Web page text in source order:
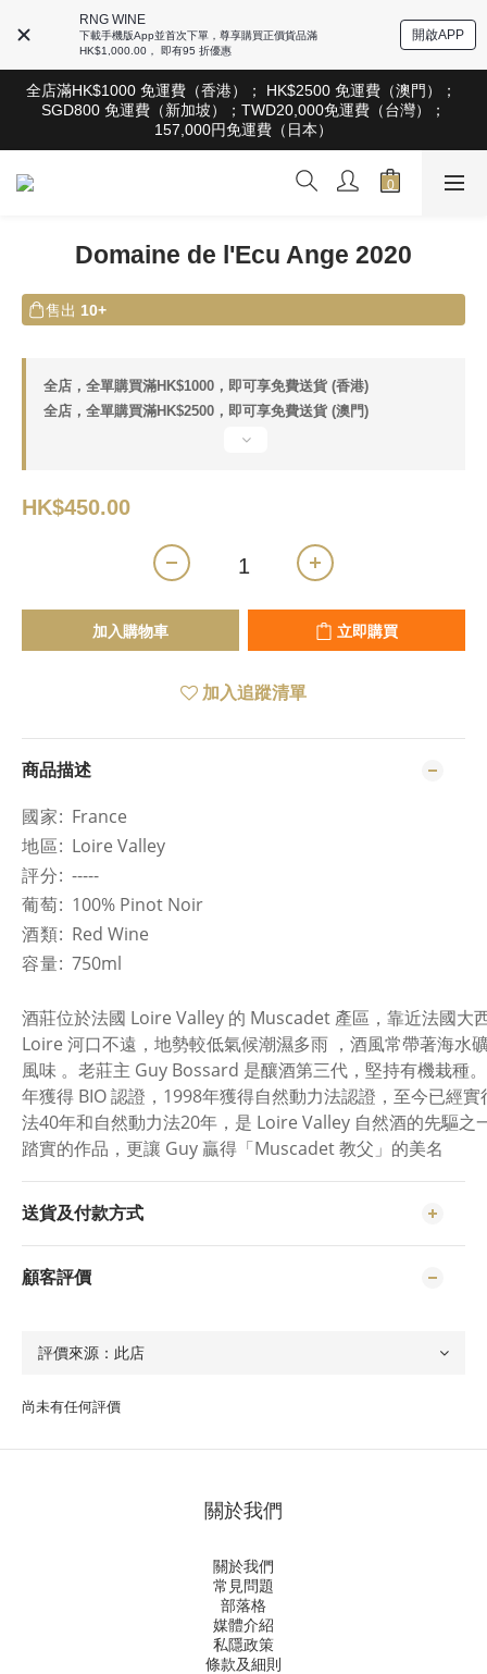
RNG WINE
下載手機版App並首次下單，尊享購買正價貨品滿
HK$1,000.00， 即有95 折優惠
開啟APP
根據香港法律，不得在業務過程中，向未成年人售賣或供應令人醺
醉的酒類。Under the law of Hong Kong, intoxicating liquor must
not be sold or supplied to a minor in the course of business
醉的酒類。Under the law of Hong Kong, intoxicating liquor must
not be sold or supplied to a minor in the course of business
全店滿HK$1000 免運費（香港）； HK$2500 免運費（澳門）；
SGD800 免運費（新加坡）；TWD20,000免運費（台灣）；
157,000円免運費（日本）
根據香港法律，不得在業務過程中，向未成年人售賣或供應令人醺
醉的酒類。Under the law of Hong Kong, intoxicating liquor must
Domaine de l'Ecu Ange 2020
售出 10+
全店，全單購買滿HK$1000，即可享免費送貨 (香港)
全店，全單購買滿HK$2500，即可享免費送貨 (澳門)
HK$450.00
加入購物車 立即購買
加入追蹤清單
商品描述
國家: France
地區: Loire Valley
評分: -----
葡萄: 100% Pinot Noir
酒類: Red Wine
容量: 750ml
酒莊位於法國 Loire Valley 的 Muscadet 產區，靠近法國大
Loire 河口不遠，地勢較低氣候潮濕多雨 ，酒風常帶著海水
風味 。老莊主 Guy Bossard 是釀酒第三代，堅持有機栽種
年獲得 BIO 認證，1998年獲得自然動力法認證，至今已經實
法40年和自然動力法20年，是 Loire Valley 自然酒的先驅之
踏實的作品，更讓 Guy 贏得「Muscadet 教父」的美名
送貨及付款方式
顧客評價
尚未有任何評價
關於我們
關於我們
常見問題
部落格
媒體介紹
私隱政策
條款及細則